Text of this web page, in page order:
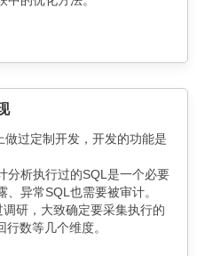
过定制开发，开发的功能是
分析执行过的SQL是一个必要
异常SQL也需要被审计。
研，大致确定要采集执行的
数等几个维度。